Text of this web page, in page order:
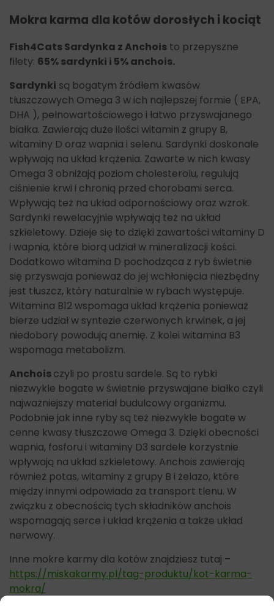
Mokra karma dla kotów dorosłych i kociąt
Fish4Cats Sardynka z Anchois to przepyszne
filety: 65% sardynki i 5% anchois.
Sardynki są bogatym źródłem kwasów
tłuszczowych Omega 3 w ich najlepszej formie ( EPA,
DHA ), pełnowartościowego i łatwo przyswajanego
białka. Zawierają duże ilości witamin z grupy B,
witaminy D oraz wapnia i selenu. Sardynki doskonale
wpływają na układ krążenia. Zawarte w nich kwasy
Omega 3 obniżają poziom cholesterolu, regulują
ciśnienie krwi i chronią przed chorobami serca.
Wpływają też na układ odpornościowy oraz wzrok.
Sardynki rewelacyjnie wpływają też na układ
szkieletowy. Dzieje się to dzięki zawartości witaminy D
i wapnia, które biorą udział w mineralizacji kości.
Dodatkowo witamina D pochodząca z ryb świetnie
się przyswaja ponieważ do jej wchłonięcia niezbędny
jest tłuszcz, który naturalnie w rybach występuje.
Witamina B12 wspomaga układ krążenia ponieważ
bierze udział w syntezie czerwonych krwinek, a jej
niedobory powodują anemię. Z kolei witamina B3
wspomaga metabolizm.
Anchoisczyli po prostu sardele. Są to rybki
niezwykle bogate w świetnie przyswajane białko czyli
najważniejszy materiał budulcowy organizmu.
Podobnie jak inne ryby są też niezwykle bogate w
cenne kwasy tłuszczowe Omega 3. Dzięki obecności
wapnia, fosforu i witaminy D3 sardele korzystnie
wpływają na układ szkieletowy. Anchois zawierają
również potas, witaminy z grupy B i żelazo, które
między innymi odpowiada za transport tlenu. W
związku z obecnością tych składników anchois
wspomagają serce i układ krążenia a także układ
nerwowy.
Inne mokre karmy dla kotów znajdziesz tutaj –
https://miskakarmy.pl/tag-produktu/kot-karma-
mokra/